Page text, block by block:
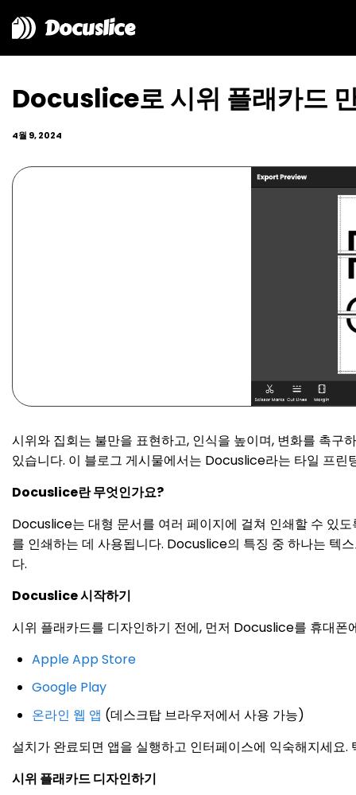
Docuslice
Docuslice로 시위 플래카드
4월 9, 2024
시위와 집회는 불만을 표현하고, 인식을 높이며, 변화를 촉
있습니다. 이 블로그 게시물에서는 Docuslice라는 타일 프린
Docuslice란 무엇인가요?
Docuslice는 대형 문서를 여러 페이지에 걸쳐 인쇄할 수 있
를 인쇄하는 데 사용됩니다. Docuslice의 특징 중 하나는 텍
다.
Docuslice 시작하기
시위 플래카드를 디자인하기 전에, 먼저 Docuslice를 휴대폰
Apple App Store
Google Play
온라인 웹 앱 (데스크탑 브라우저에서 사용 가능)
설치가 완료되면 앱을 실행하고 인터페이스에 익숙해지세요
시위 플래카드 디자인하기